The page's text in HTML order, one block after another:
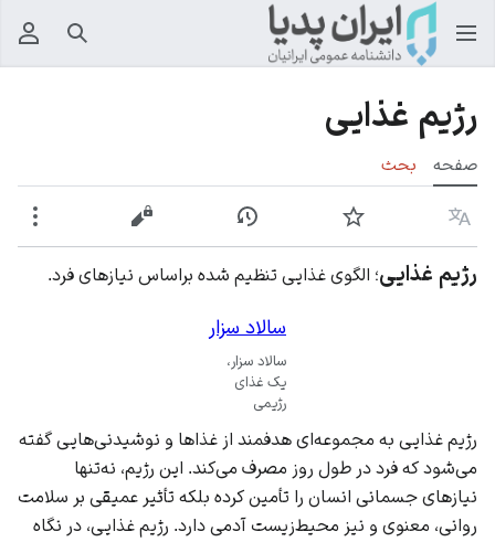
جستجو
رژیم غذایی
صفحه بحث
زبان پیگیری نمایش تاریخچهنمایش مبدأ
رژیم غذایی؛ الگوی غذایی تنظیم شده براساس نیازهای فرد.
سالاد سزار
سالاد سزار،
یک غذای
رژیمی
رژیم غذایی به مجموعه‌ای هدفمند از غذاها و نوشیدنی‌هایی گفته
می‌شود که فرد در طول روز مصرف می‌کند. این رژیم، نه‌تنها
نیازهای جسمانی انسان را تأمین کرده بلکه تأثیر عمیقی بر سلامت
روانی، معنوی و نیز محیط‌زیست آدمی دارد. رژیم غذایی، در نگاه